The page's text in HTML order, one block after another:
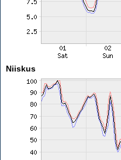
Niiskus